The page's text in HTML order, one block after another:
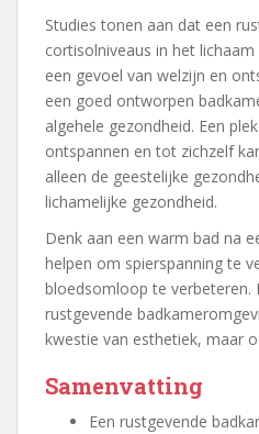
Studies tonen aan dat een
cortisolniveaus in het
een gevoel van welzijn en
een goed ontworpen
algehele gezondheid. Een
ontspannen en tot zichzelf
alleen de geestelijke
lichamelijke gezondheid.
Denk aan een warm bad na
helpen om spierspanning te
bloedsomloop te verbeteren.
rustgevende
kwestie van esthetiek, maar
Samenvatting
Een rustgevende